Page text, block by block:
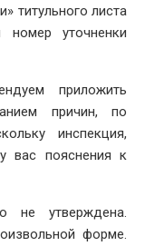
титульного листа
номер уточненки
приложить
причин, по
инспекция,
вас пояснения к
не утверждена.
форме.